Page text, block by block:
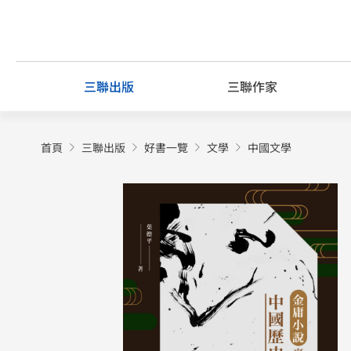
content
三聯出版 三聯作家
首頁 三聯出版 好書一覽 文學 中國文學